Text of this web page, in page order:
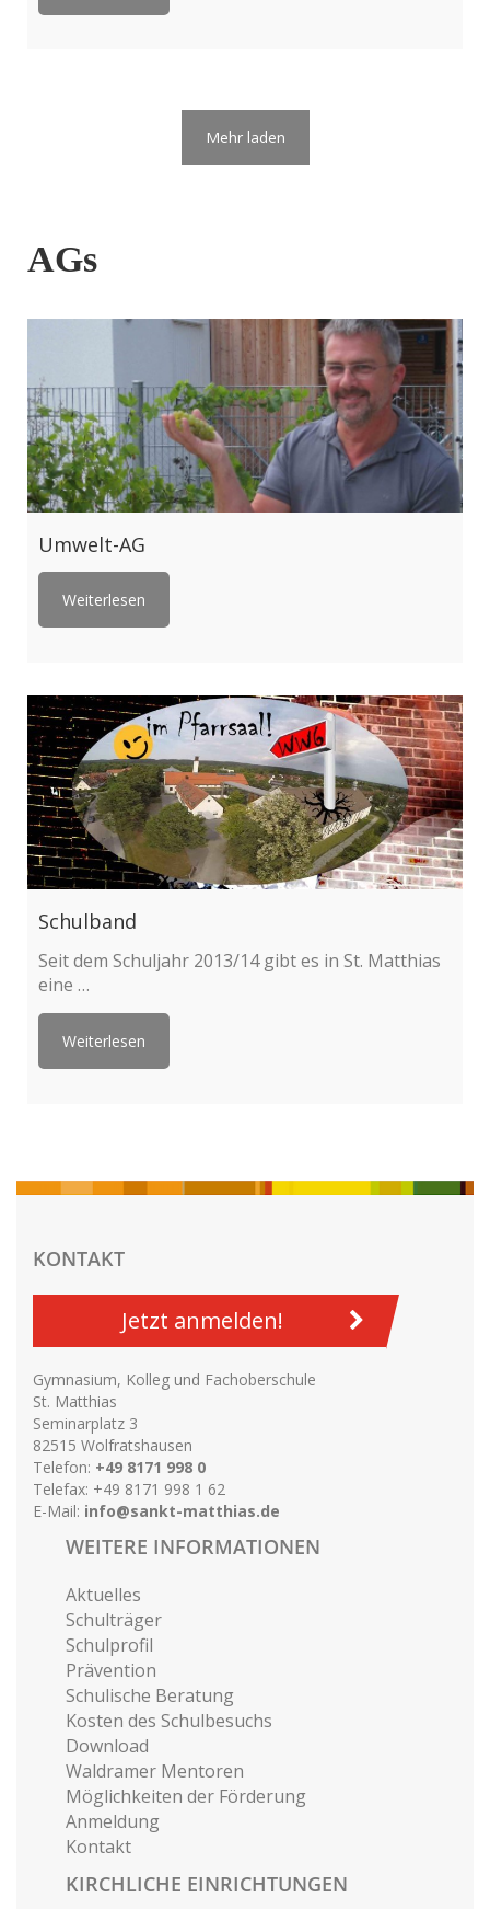
Mehr laden
AGs
Umwelt-AG
Weiterlesen
Schulband
Seit dem Schuljahr 2013/14 gibt es in St. Matthias
eine …
Weiterlesen
KONTAKT
Jetzt anmelden!
Gymnasium, Kolleg und Fachoberschule
St. Matthias
Seminarplatz 3
82515 Wolfratshausen
Telefon: +49 8171 998 0
Telefax: +49 8171 998 1 62
E-Mail: info@sankt-matthias.de
WEITERE INFORMATIONEN
Aktuelles
Schulträger
Schulprofil
Prävention
Schulische Beratung
Kosten des Schulbesuchs
Download
Waldramer Mentoren
Möglichkeiten der Förderung
Anmeldung
Kontakt
KIRCHLICHE EINRICHTUNGEN